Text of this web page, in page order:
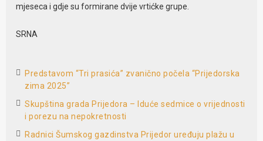
mjeseca i gdje su formirane dvije vrtićke grupe.
SRNA
Predstavom “Tri prasića” zvanično počela “Prijedorska
zima 2025”
Skupština grada Prijedora – Iduće sedmice o vrijednosti
i porezu na nepokretnosti
Radnici Šumskog gazdinstva Prijedor uređuju plažu u